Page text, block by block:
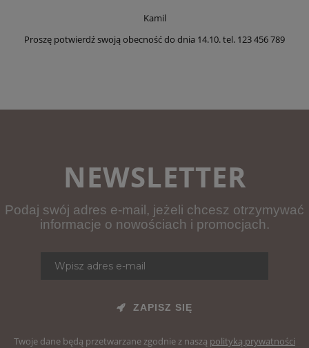
Kamil
Proszę potwierdź swoją obecność do dnia 14.10. tel. 123 456 789
NEWSLETTER
Podaj swój adres e-mail, jeżeli chcesz otrzymywać
informacje o nowościach i promocjach.
ZAPISZ SIĘ
Twoje dane będą przetwarzane zgodnie z naszą polityką prywatności